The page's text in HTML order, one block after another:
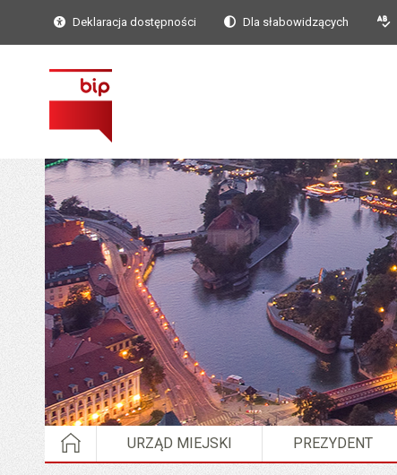
Deklaracja dostępności Dla słabowidzących
STRONA GŁÓWNA
URZĄD MIEJSKI PREZYDENT